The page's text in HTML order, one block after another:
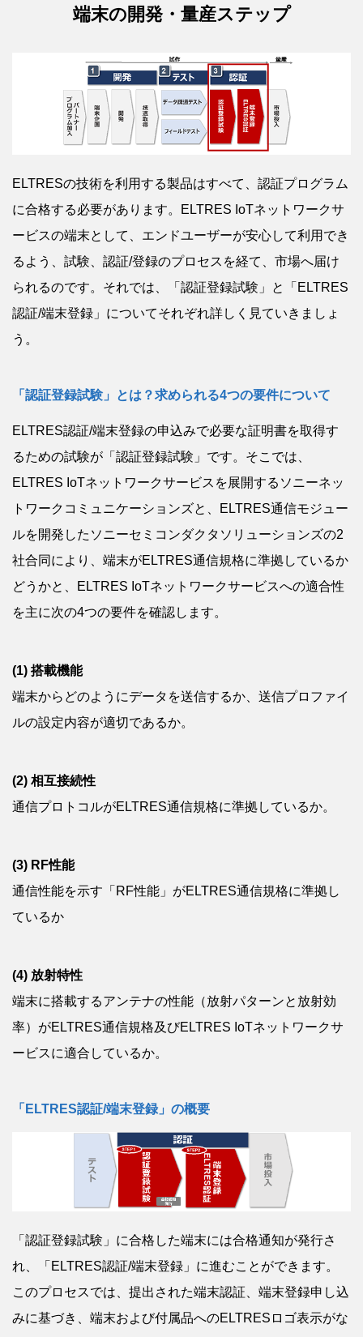
端末の開発・量産ステップ
ELTRESの技術を利⽤する製品はすべて、認証プログラム
に合格する必要があります。ELTRES IoTネットワークサ
ービスの端末として、エンドユーザーが安心して利用でき
るよう、試験、認証/登録のプロセスを経て、市場へ届け
られるのです。それでは、「認証登録試験」と「ELTRES
認証/端末登録」についてそれぞれ詳しく見ていきましょ
う。
「認証登録試験」とは？求められる4つの要件について
ELTRES認証/端末登録の申込みで必要な証明書を取得す
るための試験が「認証登録試験」です。そこでは、
ELTRES IoTネットワークサービスを展開するソニーネッ
トワークコミュニケーションズと、ELTRES通信モジュー
ルを開発したソニーセミコンダクタソリューションズの2
社合同により、端末がELTRES通信規格に準拠しているか
どうかと、ELTRES IoTネットワークサービスへの適合性
を主に次の4つの要件を確認します。
(1) 搭載機能
端末からどのようにデータを送信するか、送信プロファイ
ルの設定内容が適切であるか。
(2) 相互接続性
通信プロトコルがELTRES通信規格に準拠しているか。
(3) RF性能
通信性能を示す「RF性能」がELTRES通信規格に準拠し
ているか
(4) 放射特性
端末に搭載するアンテナの性能（放射パターンと放射効
率）がELTRES通信規格及びELTRES IoTネットワークサ
ービスに適合しているか。
「ELTRES認証/端末登録」の概要
「認証登録試験」に合格した端末には合格通知が発行さ
れ、「ELTRES認証/端末登録」に進むことができます。
このプロセスでは、提出された端末認証、端末登録申し込
みに基づき、端末および付属品へのELTRESロゴ表示がな